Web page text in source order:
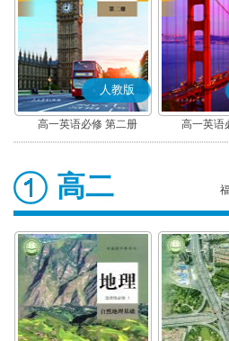
人教版
高一英语必修 第二册 高一英语
高二